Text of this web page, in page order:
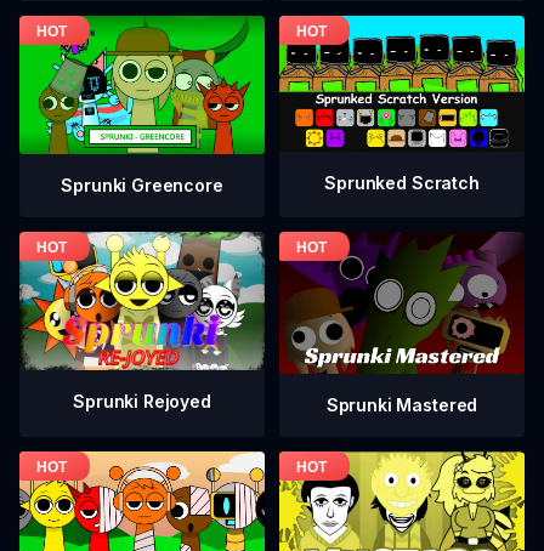
Sprunki Greencore Sprunked Scratch
Sprunki Rejoyed Sprunki Mastered